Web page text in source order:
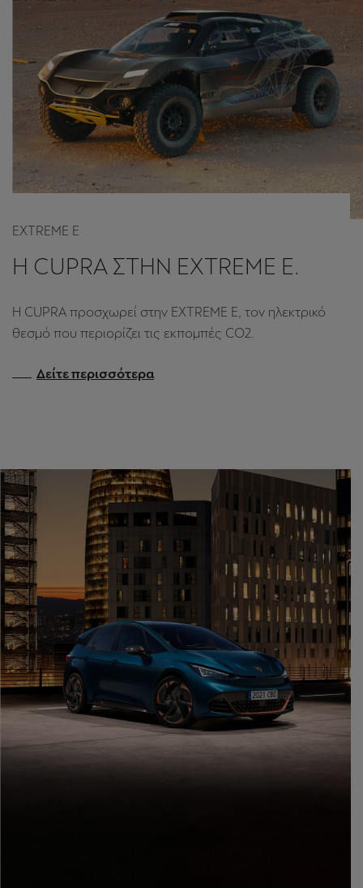
EXTREME E
Η CUPRA ΣΤΗΝ EXTREME E.
Η CUPRA προσχωρεί στην EXTREME E, τον ηλεκτρικό
θεσμό που περιορίζει τις εκπομπές CO2.
Δείτε περισσότερα